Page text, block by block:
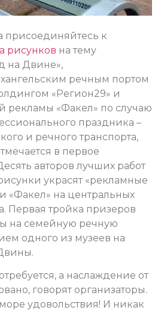
присоединяйтесь к
рисунков на тему
на Двине»,
речным портом
«Регион29» и
рекламы «Факел» по случаю
праздника –
и речного транспорта,
в первое
авторов лучших работ
украсят «рекламные
«Факел» на центральных
Первая тройка призеров
на семейную речную
одного из музеев на
а наслаждение от
говорят организаторы.
удовольствия! И никак